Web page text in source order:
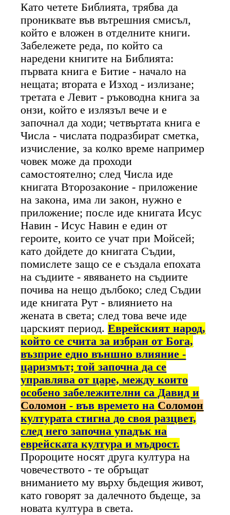
Като четете Библията, трябва да
прониквате във вътрешния смисъл,
който е вложен в отделните книги.
Забележете реда, по който са
наредени книгите на Библията:
първата книга е Битие - начало на
нещата; втората е Изход - излизане;
третата е Левит - ръководна книга за
онзи, който е излязъл вече и е
започнал да ходи; четвъртата книга е
Числа - числата подразбират сметка,
изчисление, за колко време например
човек може да проходи
самостоятелно; след Числа иде
книгата Второзаконие - приложение
на закона, има ли закон, нужно е
приложение; после иде книгата Исус
Навин - Исус Навин е един от
героите, които се учат при Мойсей;
като дойдете до книгата Съдии,
помислете защо се е създала епохата
на съдиите - явяването на съдиите
почива на нещо дълбоко; след Съдии
иде книгата Рут - влиянието на
жената в света; след това вече иде
царският период.Еврейският народ,
който се счита за избран от Бога,
възприе едно външно влияние -
царизмът; той започна да се
управлява от царе, между които
особено забележителни са Давид и
Соломон - във времето на Соломон
културата стигна до своя разцвет,
след него започна упадък на
еврейската култура и мъдрост.
Пророците носят друга култура на
човечеството - те обръщат
вниманието му върху бъдещия живот,
като говорят за далечното бъдеще, за
новата култура в света.